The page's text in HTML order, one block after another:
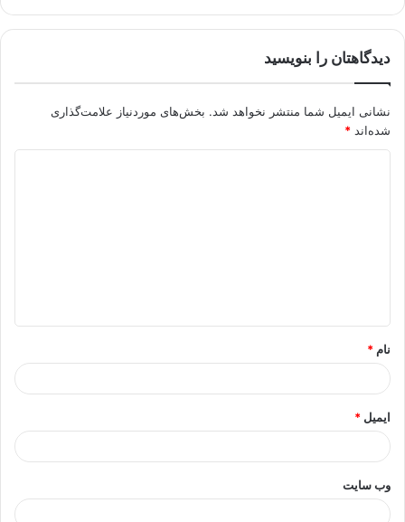
دیدگاهتان را بنویسید
نشانی ایمیل شما منتشر نخواهد شد. بخش‌های موردنیاز علامت‌گذاری
شده‌اند *
*
نام *
ایمیل *
وب‌ سایت